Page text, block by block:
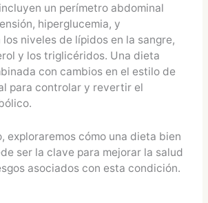
un perímetro abdominal
hiperglucemia, y
niveles de lípidos en la sangre,
y los triglicéridos. Una dieta
con cambios en el estilo de
para controlar y revertir el
exploraremos cómo una dieta bien
ser la clave para mejorar la salud
asociados con esta condición.